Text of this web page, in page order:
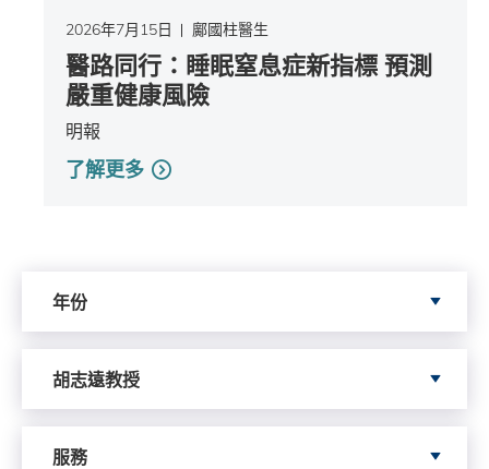
2026年7月15日 鄺國柱醫生
醫路同行：睡眠窒息症新指標 預測
嚴重健康風險
明報
了解更多
年份
胡志遠教授
服務